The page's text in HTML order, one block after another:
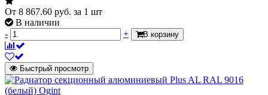
От 8 867.60 руб. за 1 шт
В наличии
-
+ В корзину
Быстрый просмотр